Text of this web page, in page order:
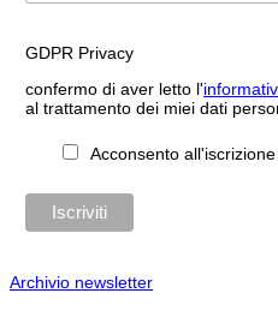
GDPR Privacy
confermo di aver letto l'
al trattamento dei miei dati
Acconsento all'iscrizione
Archivio newsletter